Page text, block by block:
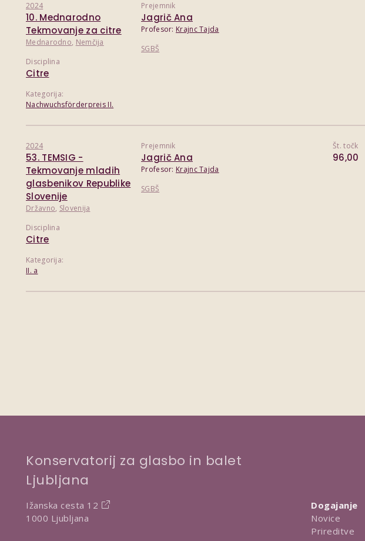
2024
10. Mednarodno
Tekmovanje za citre
Mednarodno, Nemčija
Disciplina
Citre
Kategorija:
Nachwuchsförderpreis II.
Prejemnik
Jagrič Ana
Profesor: Krajnc Tajda
SGBŠ
2024
53. TEMSIG -
Tekmovanje mladih
glasbenikov Republike
Slovenije
Državno, Slovenija
Disciplina
Citre
Kategorija:
II. a
Prejemnik
Jagrič Ana
Profesor: Krajnc Tajda
SGBŠ
Št. točk
96,00
Konservatorij za glasbo in balet
Ljubljana
Ižanska cesta 12
1000 Ljubljana
Dogajanje
Novice
Prireditve